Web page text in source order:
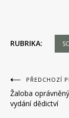
RUBRIKA:
Navigace
pro
příspěvek
PŘEDCHOZÍ
Žaloba
vydání dědictví